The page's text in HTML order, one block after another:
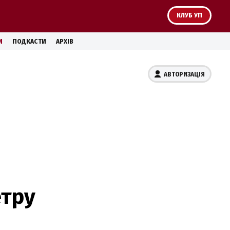
КЛУБ УП
ПОДКАСТИ АРХІВ
АВТОРИЗАЦІЯ